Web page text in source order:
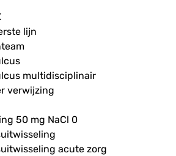
lijn
multidisciplinair
verwijzing
50 mg NaCl 0
acute zorg